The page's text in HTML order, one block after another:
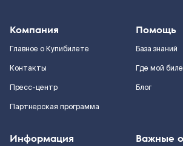
Компания
Главное о Купибилете
Контакты
Пресс-центр
Партнерская программа
Помощь
База знаний
Где мой
Блог
Информация Важные